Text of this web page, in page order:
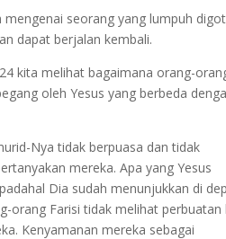
mengenai seorang yang lumpuh
dapat berjalan kembali.
kita melihat bagaimana orang-
oleh Yesus yang berbeda
Nya tidak berpuasa dan tidak
mereka. Apa yang Yesus
Dia sudah menunjukkan di
orang Farisi tidak melihat perbuatan
Kenyamanan mereka sebagai